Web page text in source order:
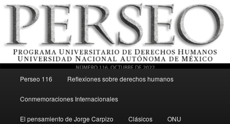
Perseo – PUDH UNAM
Ir al contenido secundario
Perseo 116 Reflexiones sobre derechos humanos
Conmemoraciones Internacionales
El pensamiento de Jorge Carpizo Clásicos ONU